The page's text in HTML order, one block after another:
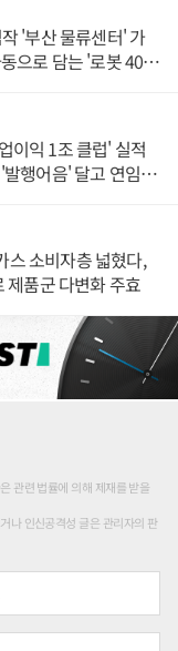
'부산 물류센터' 가
으로 담는 '로봇 400
이익 1조 클럽' 실적
행어음' 달고 연임 향
스 소비자층 넓혔다,
품군 다변화 주효
관련 법률에 의해 제재를 받을
나 인신공격성 글은 관리자의 판